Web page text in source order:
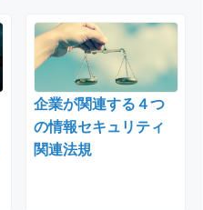
企業が関連する４つ
の情報セキュリティ
関連法規